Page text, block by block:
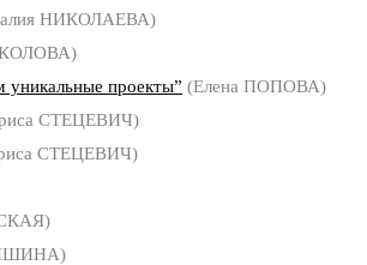
НИКОЛАЕВА)
проекты” (Елена ПОПОВА)
СТЕЦЕВИЧ)
СТЕЦЕВИЧ)